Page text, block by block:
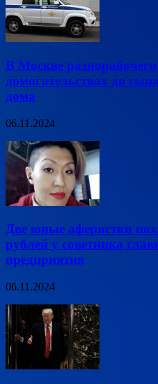
В Москве
домогательствах до
дома
06.11.2024
Две юные аферистки
рублей у советника
предприятия
06.11.2024